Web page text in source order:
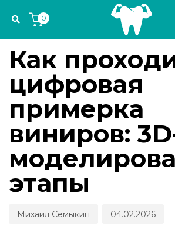
links
navigation
Skip
content
0
IN:
ИМПЛАНТОЛОГИЯ И ОРТОПЕДИЯ
Как
цифровая
примерка
виниров:
этапы
Михаил Семыкин
on:
04.02.2026